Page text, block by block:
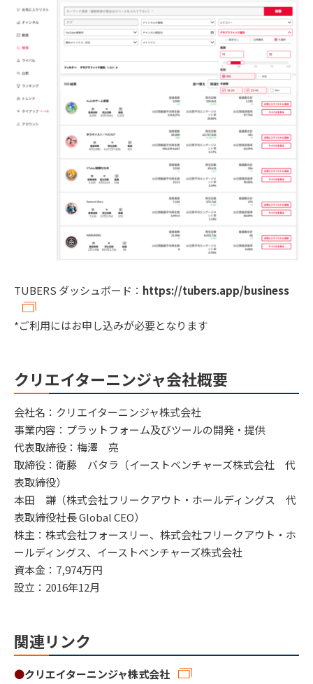
TUBERS ダッシュボード： https://tubers.app/business
*ご利用にはお申し込みが必要となります
クリエイターニンジャ会社概要
会社名：クリエイターニンジャ株式会社
事業内容：プラットフォーム及びツールの開発・提供
代表取締役：梅澤 亮
取締役：衛藤 バタラ（イーストベンチャーズ株式会社 代
表取締役）
本田 謙（株式会社フリークアウト・ホールディングス 代
表取締役社長 Global CEO）
株主：株式会社フォースリー、株式会社フリークアウト・ホ
ールディングス、イーストベンチャーズ株式会社
資本金：7,974万円
設立：2016年12月
関連リンク
●クリエイターニンジャ株式会社